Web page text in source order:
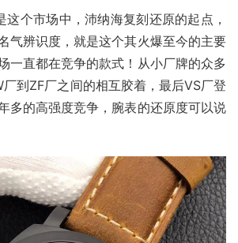
这个市场中，沛纳海复刻还原的起点，
气辨识度，就是这个其火爆至今的主要
一直都在竞争的款式！从小厂牌的众多
到ZF厂之间的相互胶着，最后VS厂登
多的高强度竞争，腕表的还原度可以说